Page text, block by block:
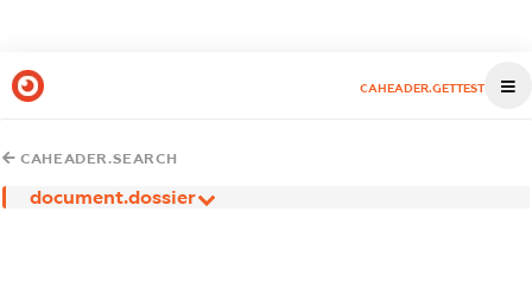
CAHEADER.GETTEST
CAHEADER.SEARCH
document.dossier